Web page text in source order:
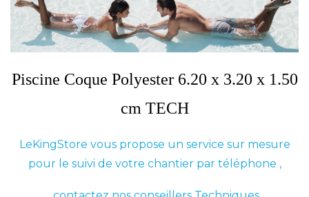
Piscine Coque Polyester 6.20 x 3.20 x 1.50
cm TECH
LeKingStore vous propose un service sur mesure
pour le suivi de votre chantier par téléphone ,